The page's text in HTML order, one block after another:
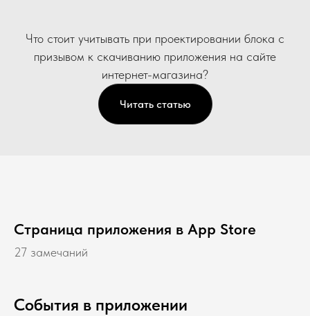
Что стоит учитывать при проектировании блока с
призывом к скачиванию приложения на сайте
интернет-магазина?
Читать статью
Страница приложения в App Store
27 замечаний
События в приложении